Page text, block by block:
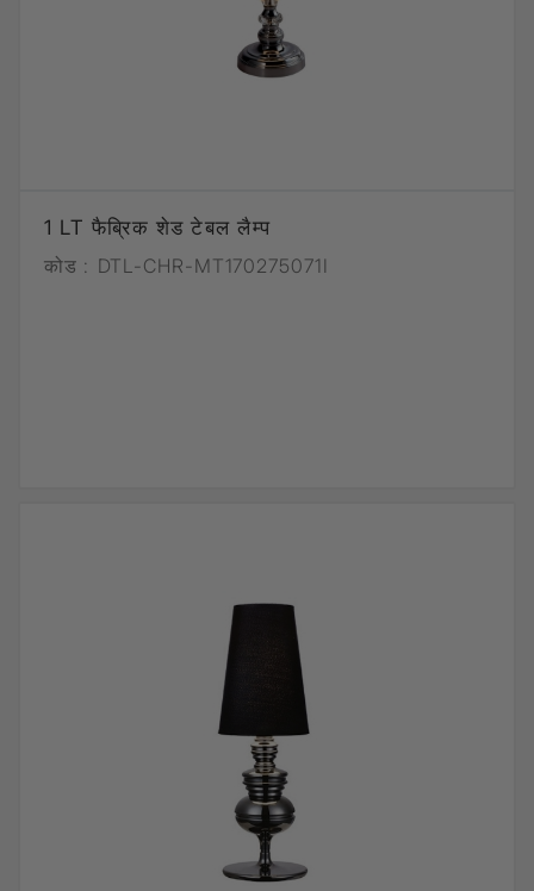
1 LT फैब्रिक शेड टेबल लैम्प
कोड : DTL-CHR-MT170275071I